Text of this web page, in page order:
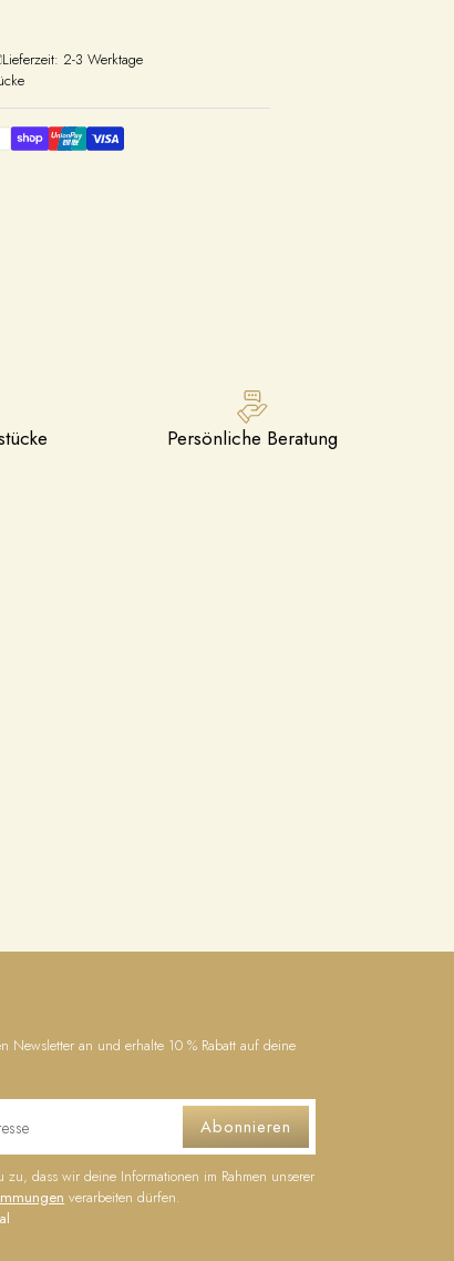
Lieferzeit: 2-3 Werktage
Persönliche Beratung
Newsletter an und erhalte 10 % Rabatt auf deine
Abonnieren
zu, dass wir deine Informationen im Rahmen unserer
verarbeiten dürfen.